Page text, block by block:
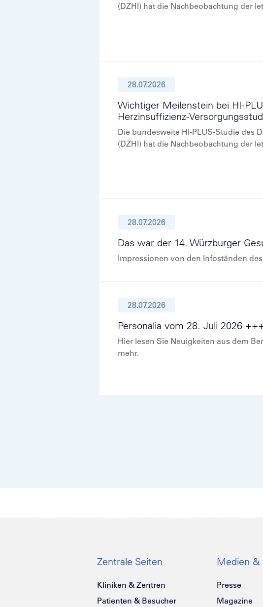
(DZHI) hat die Nachbeobachtung der
28.07.2026
Wichtiger Meilenstein bei HI-
Herzinsuffizienz-
Die bundesweite HI-PLUS-Studie des
(DZHI) hat die Nachbeobachtung der
28.07.2026
Das war der 14. Würzburger
Impressionen von den Infoständen
28.07.2026
Personalia vom 28. Juli 2026
Hier lesen Sie Neuigkeiten aus dem
mehr.
Zentrale Seiten
Kliniken & Zentren
Patienten & Besucher
Medien &
Presse
Magazine